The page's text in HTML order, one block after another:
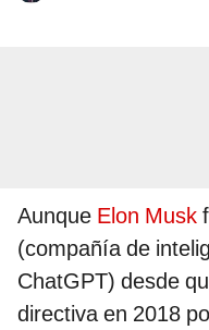
Aunque Elon Musk
(compañía de
ChatGPT) desde
directiva en 2018